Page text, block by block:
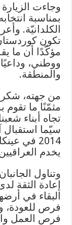
وجاءت
بمناسبة
الكلدانيّة.
تكون
مؤكّدًا أن ما
ووطني،
والمنطقة.
من جهته، شكر
مثمّنًا ما
تجاه أبناء
سيّما استقبال
2014 في
يخدم
وتناول
إعادة الثقة
البقاء في
فرص للعودة،
فرص العمل